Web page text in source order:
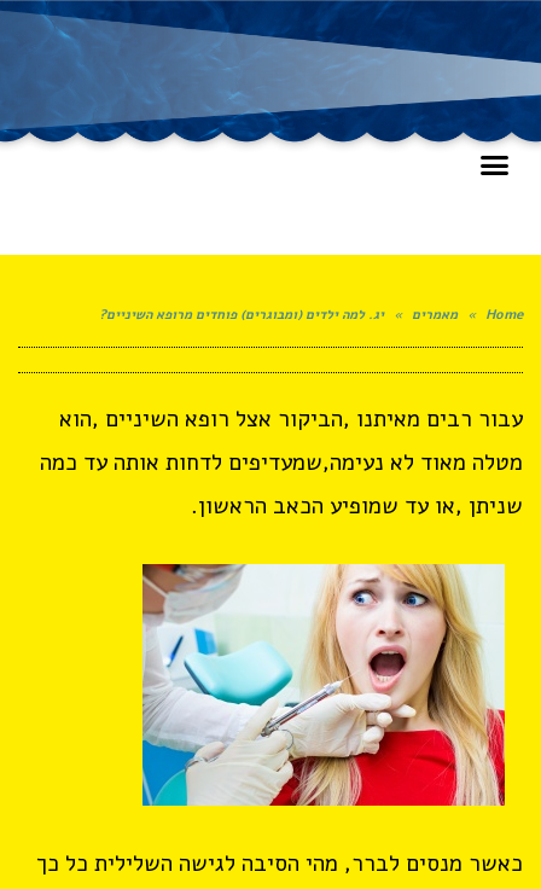
Home
» מאמרים » יג. למה ילדים (ומבוגרים) פוחדים מרופא השיניים?
עבור רבים מאיתנו ,הביקור אצל רופא השיניים ,הוא
מטלה מאוד לא נעימה,שמעדיפים לדחות אותה עד כמה
שניתן ,או עד שמופיע הכאב הראשון.
כאשר מנסים לברר, מהי הסיבה לגישה השלילית כל כך